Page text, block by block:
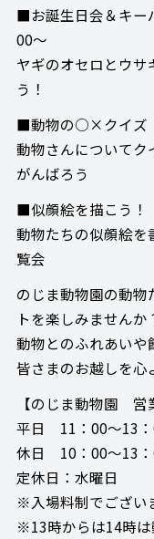
■お誕生日会＆キー
00～
ヤギのオセロとウサ
う！
■動物の○×クイズ
動物さんについてク
がんばろう
■似顔絵を描こう
動物たちの似顔絵
覧会
のじま動物園の動
トを楽しみませんか
動物とのふれあいや
皆さまのお越しを心
【のじま動物園 営
平日 11：00～13：
休日 10：00～13：
定休日：水曜日
※入場料制でござい
※13時からは14時